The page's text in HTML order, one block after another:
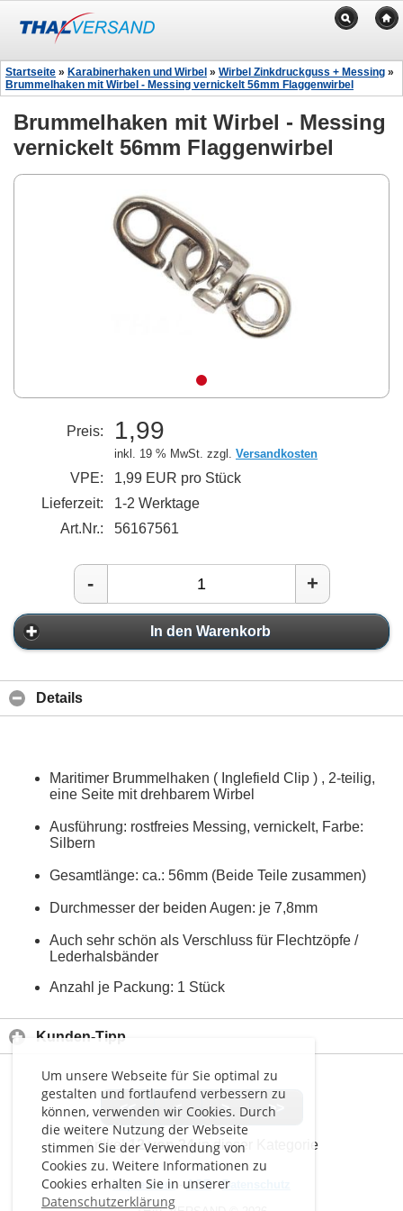
Um unsere Webseite für Sie optimal zu
gestalten und fortlaufend verbessern zu
können, verwenden wir Cookies. Durch
die weitere Nutzung der Webseite
stimmen Sie der Verwendung von
Cookies zu. Weitere Informationen zu
Cookies erhalten Sie in unserer
Datenschutzerklärung
Startseite » Karabinerhaken und Wirbel » Wirbel Zinkdruckguss + Messing »
Brummelhaken mit Wirbel - Messing vernickelt 56mm Flaggenwirbel
Brummelhaken mit Wirbel - Messing
vernickelt 56mm Flaggenwirbel
Preis: 1,99
inkl. 19 % MwSt. zzgl. Versandkosten
VPE:
1,99 EUR pro Stück
Lieferzeit:
1-2 Werktage
Art.Nr.:
56167561
- +
In den Warenkorb
Details
Maritimer Brummelhaken ( Inglefield Clip ) , 2-teilig,
eine Seite mit drehbarem Wirbel
Ausführung: rostfreies Messing, vernickelt, Farbe:
Silbern
Gesamtlänge: ca.: 56mm (Beide Teile zusammen)
Durchmesser der beiden Augen: je 7,8mm
Auch sehr schön als Verschluss für Flechtzöpfe /
Lederhalsbänder
Anzahl je Packung: 1 Stück
Kunden-Tipp
<< < > >>
Artikel12 von 34in dieser Kategorie
Impressum-AGB-Datenschutz